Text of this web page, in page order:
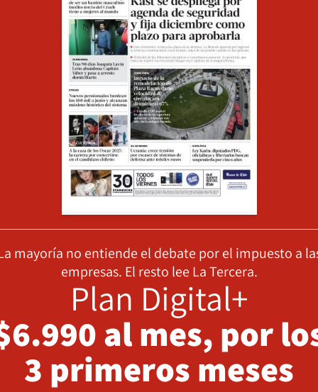
mayoría no entiende el debate por el impuesto a
empresas. El resto lee La Tercera.
Plan Digital+
al mes, por
3 primeros meses